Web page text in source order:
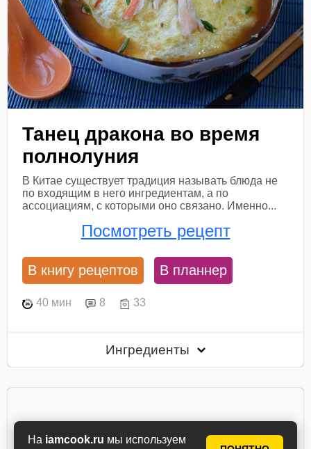
На iamcook.ru мы используем
Танец дракона во время
полнолуния
В Китае существует традиция называть блюда не
по входящим в него ингредиентам, а по
ассоциациям, с которыми оно связано. Именно...
Посмотреть рецепт
В книгу рецептов В планнер
40 мин 8 33
Ингредиенты